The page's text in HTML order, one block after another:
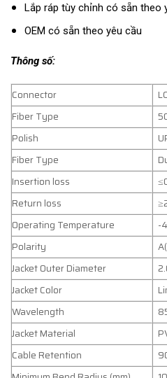
Lắp ráp tùy chỉnh có sẵn theo
OEM có sẵn theo yêu cầu
Thông số:
Connector
Fiber Type
Polish
Fiber Type
Insertion loss
Return loss
Operating Temperature
-
Polarity
Jacket Outer Diameter
Jacket Color
Wavelength
Jacket Material
Cable Retention